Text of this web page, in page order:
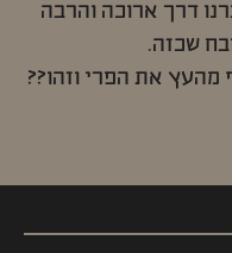
דרך ארוכה והרבה
שכזה.
מהעץ את הפרי וזהו??